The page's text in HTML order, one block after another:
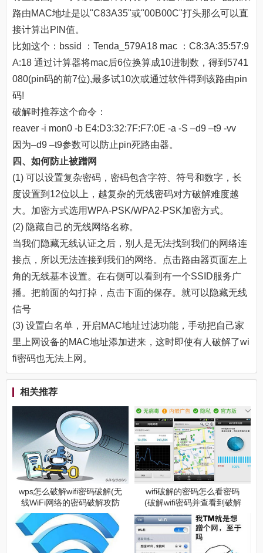
路由MAC地址是以"C83A35"或"00B00C"打头那么可以直
接计算出PIN值。
比如这个：bssid ：Tenda_579A18 mac ：C8:3A:35:57:9
A:18 通过计算器将mac后6位换算成10进制数，得到5741
080(pin码的前7位),最多试10次或通过软件得到该路由pin
码!
破解时推荐这个命令：
reaver -i mon0 -b E4:D3:32:7F:F7:0E -a -S –d9 –t9 -vv
因为–d9 –t9参数可以防止pin死路由器。
四、如何防止被蹭网
(1) 可以设置复杂密码，密码包含字符、符号和数字，长
度设置到12位以上，越复杂的无线密码对方破解难度越
大。加密方式选用WPA-PSK/WPA2-PSK加密方式。
(2) 隐藏自己的无线网络名称。
当我们隐藏无线认证之后，别人是无法找到我们的网络连
接点，所以无法连接到我们的网络。点击路由器页面左上
角的无线基本设置。在右侧可以看到有一个SSID服务广
播。把前面的勾打掉，点击下面的保存。就可以隐藏无线
信号
(3) 设置白名单，开启MAC地址过滤功能，手动把自己家
里上网设备的MAC地址添加进来，这时即使有人破解了wi
fi密码也无法上网。
相关推荐
wps怎么破解wifi密码破解(无
线WiFi网络的密码破解攻防
及原理详解)
wifi破解的密码怎么看密码
(破解wifi密码并查看到破解
后的密码)